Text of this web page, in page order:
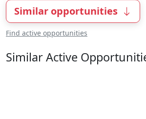
Similar opportunities
Find active opportunities
Similar Active